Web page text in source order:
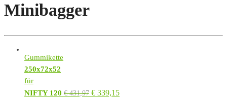
Minibagger
Gummikette
250x72x52
für
NIFTY 120 €431,97 € 339,15